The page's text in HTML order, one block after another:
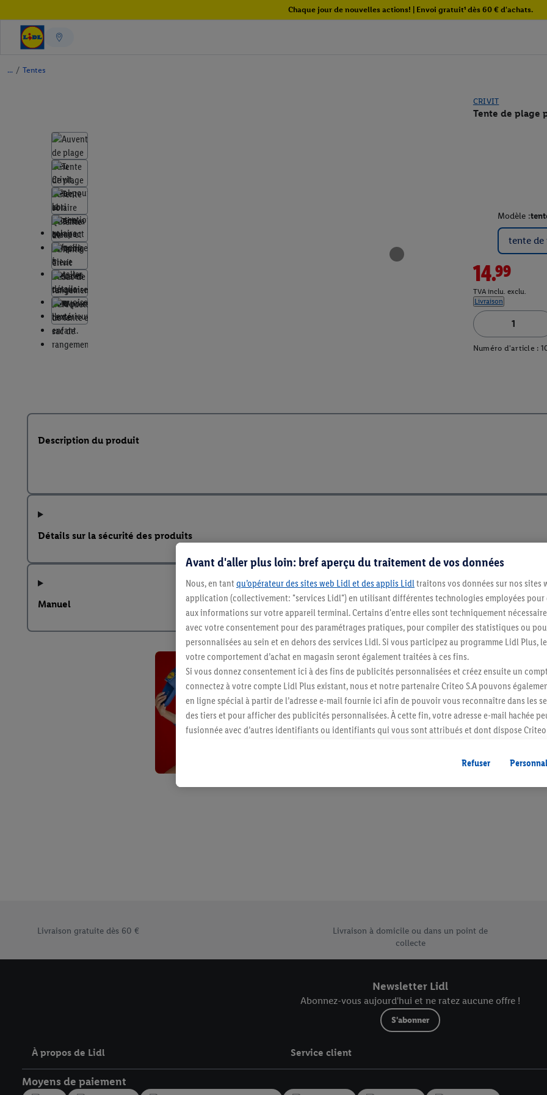
Chaque jour de nouvelles actions! | Envoi gratuit¹ dès 60 € d'achats.
/ Tentes
CRIVIT
Tente de plage
Modèle :
tente de
14.99
TVA inclu. exclu.
Livraison
Numéro d'article :
Description du produit
Détails sur la sécurité des produits
Manuel
Restez au
Abonnez-vous à la
Livraison gratuite dès 60 €
Livraison à domicile ou dans un point de
collecte
Newsletter Lidl
Abonnez-vous aujourd'hui et ne ratez aucune offre !
S'abonner
À propos de Lidl Service client
Moyens de paiement
Avant d'aller plus loin: bref aperçu du traitement de vos données
Nous, en tant qu’opérateur des sites web Lidl et des applis Lidltraitons vos données sur nos sites
application (collectivement: "services Lidl") en utilisant différentes technologies employées pour
aux informations sur votre appareil terminal. Certains d'entre elles sont techniquement
avec votre consentement pour des paramétrages pratiques, pour compiler des statistiques ou
personnalisées au sein et en dehors des services Lidl. Si vous participez au programme Lidl Plus,
votre comportement d’achat en magasin seront également traitées à ces fins.
Si vous donnez consentement ici à des fins de publicités personnalisées et créez ensuite un
connectez à votre compte Lidl Plus existant, nous et notre partenaire Criteo S.A pouvons
en ligne spécial à partir de l’adresse e-mail fournie ici afin de pouvoir vous reconnaître dans les
des tiers et pour afficher des publicités personnalisées. À cette fin, votre adresse e-mail hachée
fusionnée avec d’autres identifiants ou identifiants qui vous sont attribués et dont dispose Criteo
vous avez montré de l’intérêt (par exemple en plaçant le produit dans un panier d’un webshop
l’achat) peuvent également être affichées sur plusieurs apppareils et plusieurs services de Lidl si
plusieurs services de Lidl peuvent vous être attribués en utilisant votre adresse e-mail hachée et,
Refuser